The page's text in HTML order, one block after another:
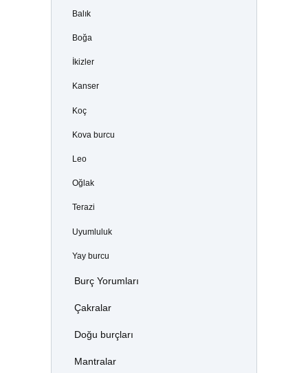
Balık
Boğa
İkizler
Kanser
Koç
Kova burcu
Leo
Oğlak
Terazi
Uyumluluk
Yay burcu
Burç Yorumları
Çakralar
Doğu burçları
Mantralar